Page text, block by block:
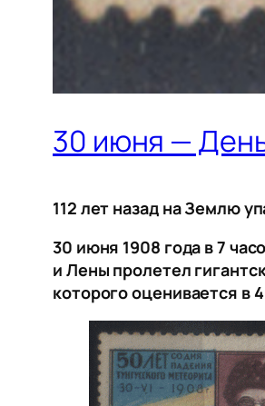
30 июня —
112 лет назад на Землю
30 июня 1908 года в 7
и Лены пролетел
которого оценивается в